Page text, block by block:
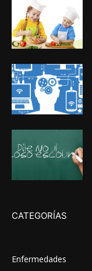
CATEGORÍAS
Enfermedades